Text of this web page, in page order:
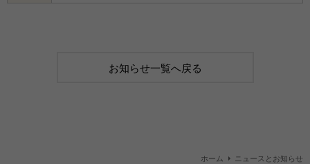
お知らせ一覧へ戻る
ホーム ニュースとお知らせ